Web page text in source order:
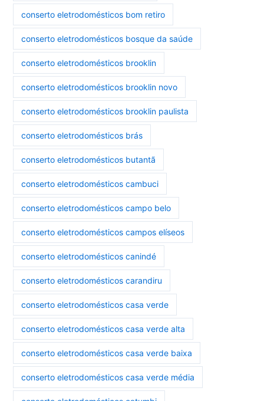
conserto eletrodomésticos bom retiro
conserto eletrodomésticos bosque da saúde
conserto eletrodomésticos brooklin
conserto eletrodomésticos brooklin novo
conserto eletrodomésticos brooklin paulista
conserto eletrodomésticos brás
conserto eletrodomésticos butantã
conserto eletrodomésticos cambuci
conserto eletrodomésticos campo belo
conserto eletrodomésticos campos elíseos
conserto eletrodomésticos canindé
conserto eletrodomésticos carandiru
conserto eletrodomésticos casa verde
conserto eletrodomésticos casa verde alta
conserto eletrodomésticos casa verde baixa
conserto eletrodomésticos casa verde média